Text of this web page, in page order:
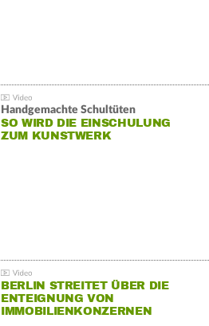
Handgemachte Schultüten
SO WIRD DIE EINSCHULUNG
ZUM KUNSTWERK
BERLIN STREITET ÜBER DIE
ENTEIGNUNG VON
IMMOBILIENKONZERNEN